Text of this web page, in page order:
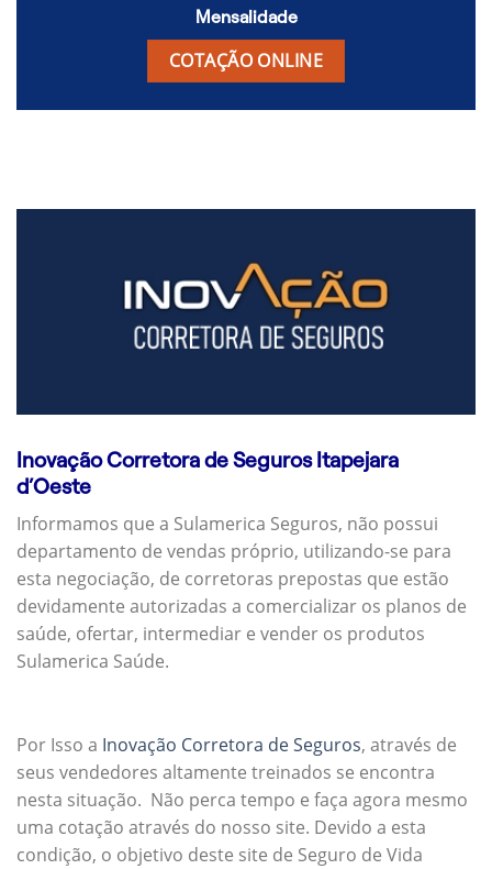
Mensalidade
COTAÇÃO ONLINE
Inovação Corretora de Seguros Itapejara
d’Oeste
Informamos que a Sulamerica Seguros, não possui
departamento de vendas próprio, utilizando-se para
esta negociação, de corretoras prepostas que estão
devidamente autorizadas a comercializar os planos de
saúde, ofertar, intermediar e vender os produtos
Sulamerica Saúde.
Por Isso a Inovação Corretora de Seguros, através de
seus vendedores altamente treinados se encontra
nesta situação. Não perca tempo e faça agora mesmo
uma cotação através do nosso site. Devido a esta
condição, o objetivo deste site de Seguro de Vida